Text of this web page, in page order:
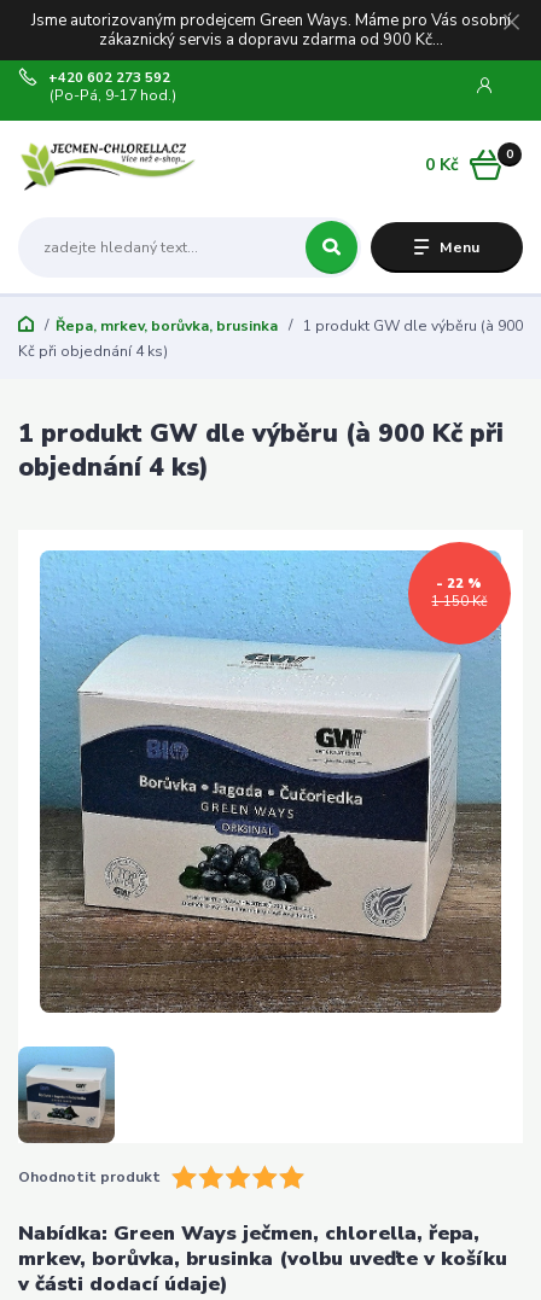
Jsme autorizovaným prodejcem Green Ways. Máme pro Vás osobní
zákaznický servis a dopravu zdarma od 900 Kč...
Menu
+420 602 273 592
(Po-Pá, 9-17 hod.)
0
0 Kč
Řepa, mrkev, borůvka, brusinka
1 produkt GW dle výběru (à 900
Kč při objednání 4 ks)
1 produkt GW dle výběru (à 900 Kč při
objednání 4 ks)
1 150 Kč
- 22 %
Ohodnotit produkt
Nabídka: Green Ways ječmen, chlorella, řepa,
mrkev, borůvka, brusinka (volbu uveďte v košíku
v části dodací údaje)